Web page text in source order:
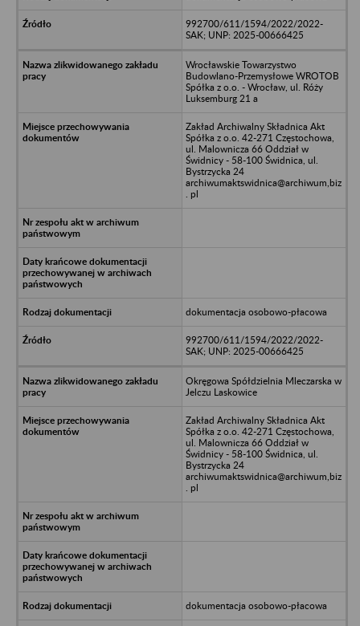
992700/611/1594/2022/2022-
SAK; UNP: 2025-00666425
Wrocławskie Towarzystwo
Budowlano-Przemysłowe WROTOB
Spółka z o.o. - Wrocław, ul. Róży
Luksemburg 21 a
Zakład Archiwalny Składnica Akt
Spółka z o.o. 42-271 Częstochowa,
ul. Malownicza 66 Oddział w
Świdnicy - 58-100 Świdnica, ul.
Bystrzycka 24
archiwumaktswidnica@archiwum,biz
. pl
dokumentacja osobowo-płacowa
992700/611/1594/2022/2022-
SAK; UNP: 2025-00666425
Okręgowa Spółdzielnia Mleczarska w
Jelczu Laskowice
Zakład Archiwalny Składnica Akt
Spółka z o.o. 42-271 Częstochowa,
ul. Malownicza 66 Oddział w
Świdnicy - 58-100 Świdnica, ul.
Bystrzycka 24
archiwumaktswidnica@archiwum,biz
. pl
dokumentacja osobowo-płacowa